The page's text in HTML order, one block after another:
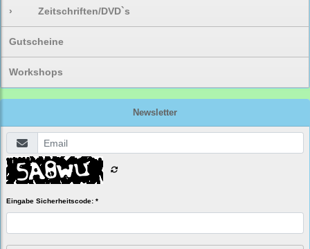
› Zeitschriften/DVD`s
Gutscheine
Workshops
Newsletter
Eingabe Sicherheitscode: *